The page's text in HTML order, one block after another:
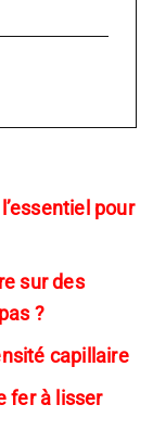
pour
sur des
?
capillaire
fer à lisser